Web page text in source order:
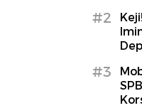
#2
#3